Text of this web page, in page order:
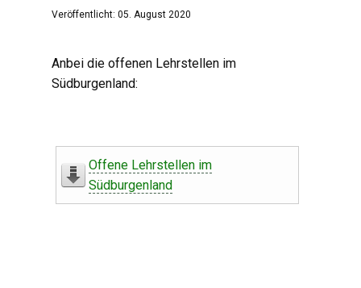
Veröffentlicht: 05. August 2020
Anbei die offenen Lehrstellen im
Südburgenland:
Offene Lehrstellen im
Südburgenland